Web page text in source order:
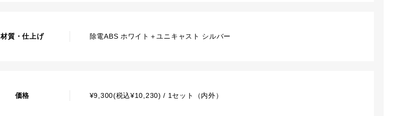
材質・仕上げ 除電ABS ホワイト＋ユニキャスト シルバー
価格 ¥9,300(税込¥10,230) / 1セット（内外）